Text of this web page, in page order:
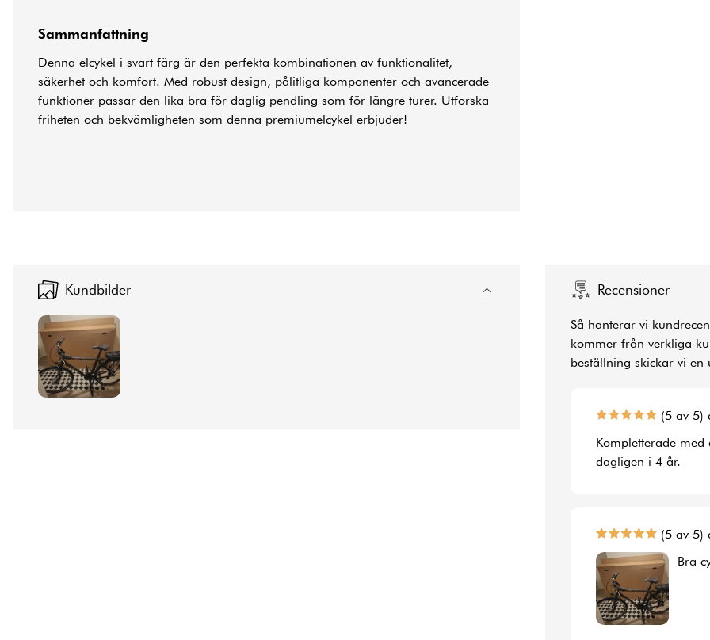
Sammanfattning
Denna elcykel i svart färg är den perfekta kombinationen av funktionalitet,
säkerhet och komfort. Med robust design, pålitliga komponenter och avancerade
funktioner passar den lika bra för daglig pendling som för längre turer. Utforska
friheten och bekvämligheten som denna premiumelcykel erbjuder!
Kundbilder Recensioner
Så hanterar vi
kommer från verkliga
beställning skickar vi
(5 av 5)
Kompletterade
dagligen i 4 år.
(5 av 5)
Bra